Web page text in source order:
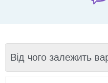
Від чого залежить